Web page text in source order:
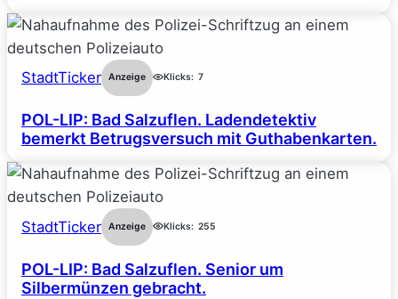
StadtTicker Anzeige Klicks: 7
POL-LIP: Bad Salzuflen. Ladendetektiv
bemerkt Betrugsversuch mit Guthabenkarten.
StadtTicker Anzeige Klicks: 255
POL-LIP: Bad Salzuflen. Senior um
Silbermünzen gebracht.